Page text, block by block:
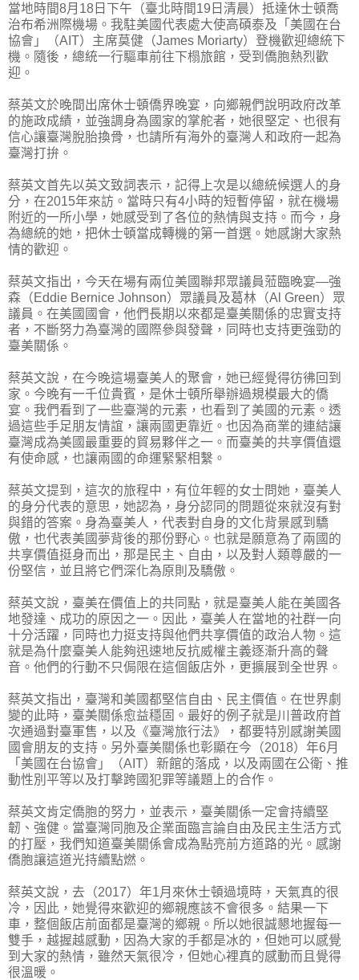
當地時間8月18日下午（臺北時間19日清晨）抵達休士頓喬
治布希洲際機場。我駐美國代表處大使高碩泰及「美國在台
協會」（AIT）主席莫健（James Moriarty）登機歡迎總統下
機。隨後，總統一行驅車前往下榻旅館，受到僑胞熱烈歡
迎。
蔡英文於晚間出席休士頓僑界晚宴，向鄉親們說明政府改革
的施政成績，並強調身為國家的掌舵者，她很堅定、也很有
信心讓臺灣脫胎換骨，也請所有海外的臺灣人和政府一起為
臺灣打拚。
蔡英文首先以英文致詞表示，記得上次是以總統候選人的身
分，在2015年來訪。當時只有4小時的短暫停留，就在機場
附近的一所小學，她感受到了各位的熱情與支持。而今，身
為總統的她，把休士頓當成轉機的第一首選。她感謝大家熱
情的歡迎。
蔡英文指出，今天在場有兩位美國聯邦眾議員蒞臨晚宴—強
森（Eddie Bernice Johnson）眾議員及葛林（Al Green）眾
議員。在美國國會，他們長期以來都是臺美關係的忠實支持
者，不斷努力為臺灣的國際參與發聲，同時也支持更強勁的
臺美關係。
蔡英文說，在今晚這場臺美人的聚會，她已經覺得彷彿回到
家。今晚有一千位貴賓，是休士頓所舉辦過規模最大的僑
宴。我們看到了一些臺灣的元素，也看到了美國的元素。透
過這些手足朋友情誼，讓兩國更靠近。也因為商業的連結讓
臺灣成為美國最重要的貿易夥伴之一。而臺美的共享價值還
有使命感，也讓兩國的命運緊緊相繫。
蔡英文提到，這次的旅程中，有位年輕的女士問她，臺美人
的身分代表的意思，她認為，身分認同的問題從來就沒有對
與錯的答案。身為臺美人，代表對自身的文化背景感到驕
傲，也代表美國夢背後的那份野心。也就是願意為了兩國的
共享價值挺身而出，那是民主、自由，以及對人類尊嚴的一
份堅信，並且將它們深化為原則及驕傲。
蔡英文說，臺美在價值上的共同點，就是臺美人能在美國各
地發達、成功的原因之一。因此，臺美人在當地的社群一向
十分活躍，同時也力挺支持與他們共享價值的政治人物。這
就是為什麼臺美人能夠迅速地反抗威權主義逐漸升高的聲
音。他們的行動不只侷限在這個飯店外，更擴展到全世界。
蔡英文指出，臺灣和美國都堅信自由、民主價值。在世界劇
變的此時，臺美關係愈益穩固。最好的例子就是川普政府首
次通過對臺軍售，以及《臺灣旅行法》，都要特別感謝美國
國會朋友的支持。另外臺美關係也彰顯在今（2018）年6月
「美國在台協會」（AIT）新館的落成，以及兩國在公衛、推
動性別平等以及打擊跨國犯罪等議題上的合作。
蔡英文肯定僑胞的努力，並表示，臺美關係一定會持續堅
韌、強健。當臺灣同胞及企業面臨言論自由及民主生活方式
的打壓，我們知道臺美關係會成為點亮前方道路的光。感謝
僑胞讓這道光持續點燃。
蔡英文說，去（2017）年1月來休士頓過境時，天氣真的很
冷，因此，她覺得來歡迎的鄉親應該不會很多。結果一下
車，整個飯店前面都是臺灣的鄉親。所以她很誠懇地握每一
雙手，越握越感動，因為大家的手都是冰的，但她可以感覺
到大家的熱情，雖然天氣很冷，但她心裡真的感動而且覺得
很溫暖。